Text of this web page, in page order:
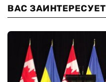
ВАС ЗАИНТЕРЕСУЕТ